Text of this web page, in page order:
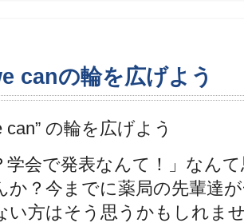
canの輪を広げよう
can” の輪を広げよう
学会で発表なんて！」なん
か？今までに薬局の先輩達
い方はそう思うかもしれま